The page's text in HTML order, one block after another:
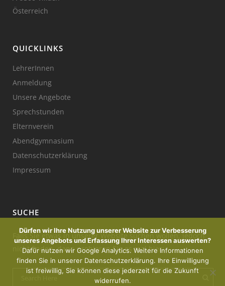
Österreich
QUICKLINKS
LehrerInnen
Anmeldung
Unsere Angebote
Sprechstunden
Elternverein
Abendgymnasium
Datenschutzerklärung
Impressum
SUCHE
Falls Sie etwas in unserer Website suchen wollen, jedoch
nicht finden, dann probieren Sie es mal hier:
Dürfen wir Ihre Nutzung unserer Website zur Verbesserung
unseres Angebots und Erfassung Ihrer Interessen auswerten?
Dafür nutzen wir Google Analytics. Weitere Informationen
finden Sie in unserer Datenschutzerklärung. Ihre Einwilligung
ist freiwillig, Sie können diese jederzeit für die Zukunft
widerrufen.